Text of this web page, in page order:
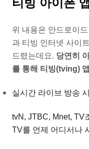
티빙 아이폰
위 내용은 안드로이
과 티빙 인터넷 사이
드렸는데요. 당연히
를 통해 티빙(tving)
실시간 라이브 방송
tvN, JTBC, Mnet, TV
TV를 언제 어디서나